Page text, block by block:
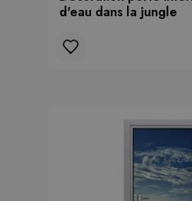
d'eau dans la jungle